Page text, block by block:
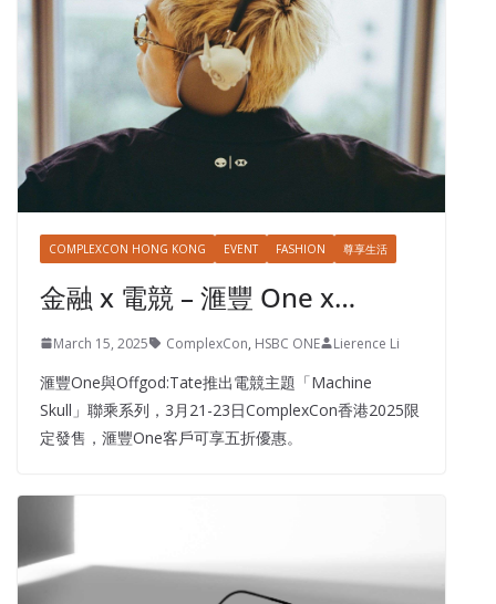
COMPLEXCON HONG KONG EVENT FASHION 尊享生活
金融 x 電競 – 滙豐 One x…
March 15, 2025 ComplexCon, HSBC ONE Lierence Li
滙豐One與Offgod:Tate推出電競主題「Machine
Skull」聯乘系列，3月21-23日ComplexCon香港2025限
定發售，滙豐One客戶可享五折優惠。